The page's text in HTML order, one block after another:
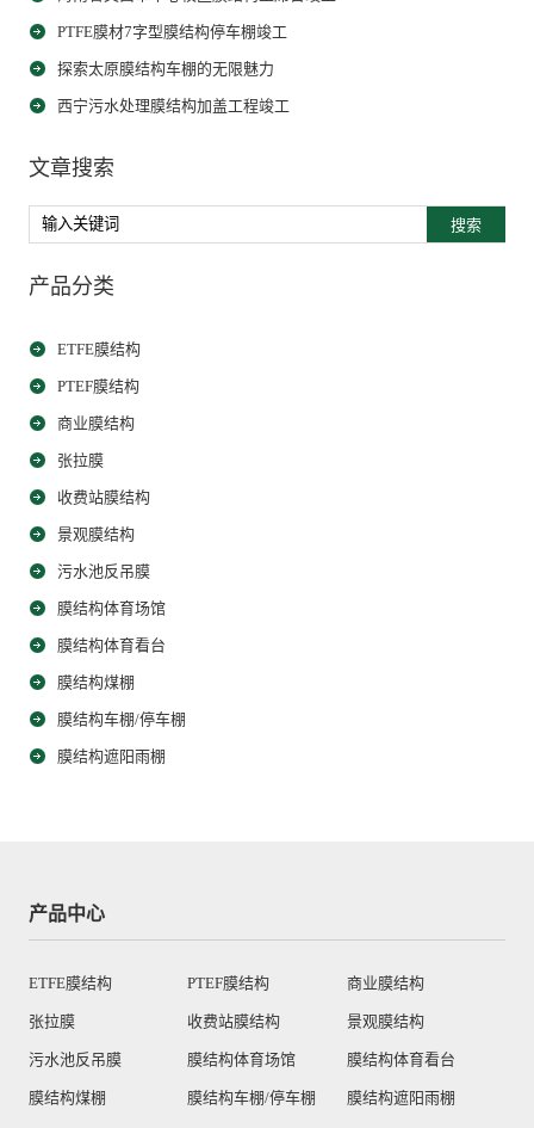
PTFE膜材7字型膜结构停车棚竣工
探索太原膜结构车棚的无限魅力
西宁污水处理膜结构加盖工程竣工
文章搜索
搜索
产品分类
ETFE膜结构
PTEF膜结构
商业膜结构
张拉膜
收费站膜结构
景观膜结构
污水池反吊膜
膜结构体育场馆
膜结构体育看台
膜结构煤棚
膜结构车棚/停车棚
膜结构遮阳雨棚
产品中心
ETFE膜结构 PTEF膜结构 商业膜结构
张拉膜 收费站膜结构 景观膜结构
污水池反吊膜 膜结构体育场馆 膜结构体育看台
膜结构煤棚 膜结构车棚/停车棚 膜结构遮阳雨棚